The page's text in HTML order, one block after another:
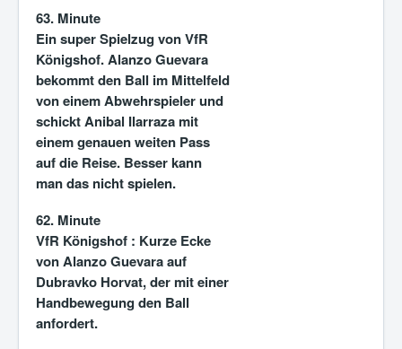
63. Minute
Ein super Spielzug von VfR
Königshof. Alanzo Guevara
bekommt den Ball im Mittelfeld
von einem Abwehrspieler und
schickt Anibal Ilarraza mit
einem genauen weiten Pass
auf die Reise. Besser kann
man das nicht spielen.
62. Minute
VfR Königshof : Kurze Ecke
von Alanzo Guevara auf
Dubravko Horvat, der mit einer
Handbewegung den Ball
anfordert.